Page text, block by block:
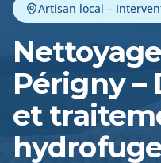
Artisan local –
Périgny –
et